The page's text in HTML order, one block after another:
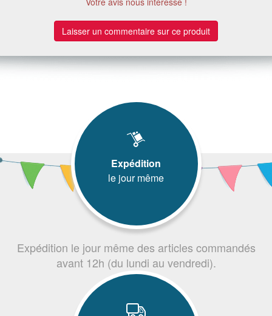
Laisser un commentaire sur ce produit
Expédition
le jour même
Expédition le jour même des articles commandés
avant 12h (du lundi au vendredi).